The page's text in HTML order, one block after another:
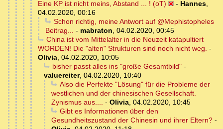
Eine KP ist nicht meins, Abstand ... ! (oT)
- Hannes,
04.02.2020, 00:16
Schon richtig, meine Antwort auf @Mephistopheles
Beitrag... - mabraton, 04.02.2020, 00:45
China ist vom Mittelalter in die Neuzeit katapultiert
WORDEN! Die "alten" Strukturen sind noch nicht weg. -
Olivia, 04.02.2020, 10:05
bisher passt alles ins "große Gesamtbild"-
valuereiter, 04.02.2020, 10:40
Also die Perfekte "Lösung" für die Probleme der
westlichen und der chinesischen Gesellschaft.
Zynismus aus.... - Olivia, 04.02.2020, 10:45
Gibt es Informationen über den
Gesundheitszustand der Chinesin und ihrer Eltern? -